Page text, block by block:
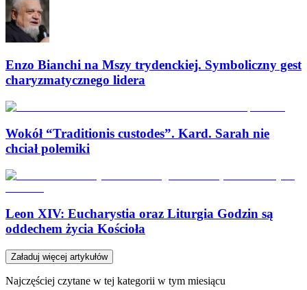
Enzo Bianchi na Mszy trydenckiej. Symboliczny gest
charyzmatycznego lidera
Wokół “Traditionis custodes”. Kard. Sarah nie
chciał polemiki
Leon XIV: Eucharystia oraz Liturgia Godzin są
oddechem życia Kościoła
Załaduj więcej artykułów
Najczęściej czytane w tej kategorii w tym miesiącu